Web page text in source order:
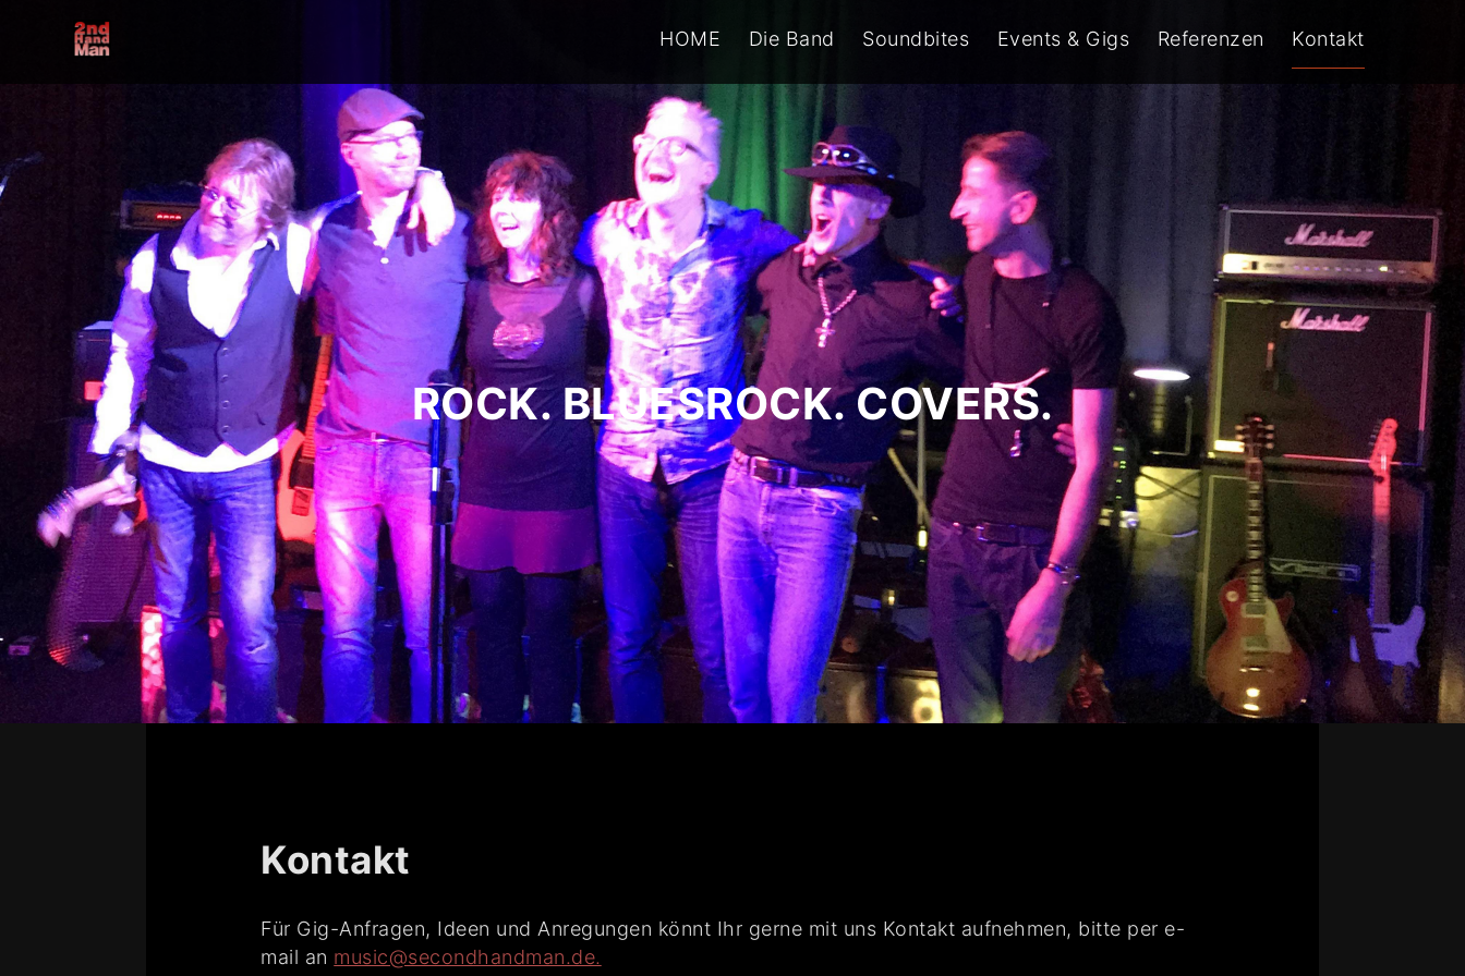
Secondhand
Man
HOME Die Band Soundbites Events & Gigs Referenzen Kontakt
ROCK. BLUESROCK. COVERS.
Kontakt
Für Gig-Anfragen, Ideen und Anregungen könnt Ihr gerne mit uns Kontakt aufnehmen, bitte per e-
mail an music@secondhandman.de.